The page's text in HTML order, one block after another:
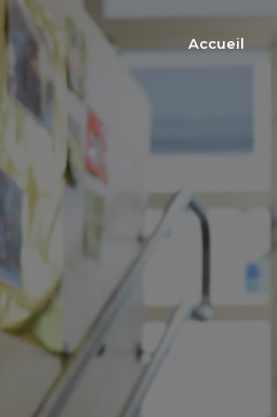
Accueil